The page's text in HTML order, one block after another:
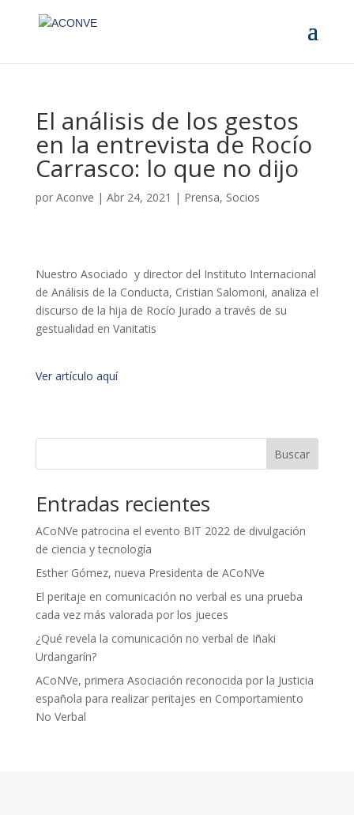
El análisis de los gestos
en la entrevista de Rocío
Carrasco: lo que no dijo
por Aconve | Abr 24, 2021 | Prensa, Socios
Nuestro Asociado y director del Instituto Internacional
de Análisis de la Conducta, Cristian Salomoni, analiza el
discurso de la hija de Rocío Jurado a través de su
gestualidad en Vanitatis
Ver artículo aquí
Buscar
Entradas recientes
ACoNVe patrocina el evento BIT 2022 de divulgación
de ciencia y tecnología
Esther Gómez, nueva Presidenta de ACoNVe
El peritaje en comunicación no verbal es una prueba
cada vez más valorada por los jueces
¿Qué revela la comunicación no verbal de Iñaki
Urdangarín?
ACoNVe, primera Asociación reconocida por la Justicia
española para realizar peritajes en Comportamiento
No Verbal